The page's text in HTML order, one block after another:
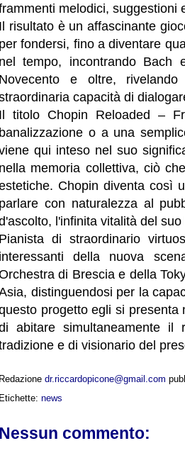
melodici, suggestioni
Il risultato è un affascinante
per fondersi, fino a diventare
nel tempo, incontrando Bach
Novecento e oltre,
capacità di
Il titolo Chopin Reloaded –
banalizzazione o a una
qui inteso nel suo
nella memoria collettiva, ciò
Chopin diventa così
parlare con naturalezza al
l'infinita vitalità del suo
Pianista di straordinario
interessanti della nuova
di Brescia e della
distinguendosi per la
progetto egli si
abitare simultaneamente
e di visionario del
Redazione dr.riccardopicone@gmail.com
Etichette: news
Nessun commento: